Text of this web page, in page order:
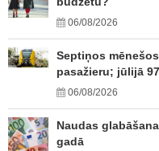
06/08/2026
Septiņos
pasažieru; jūlijā
06/08/2026
Naudas
gadā